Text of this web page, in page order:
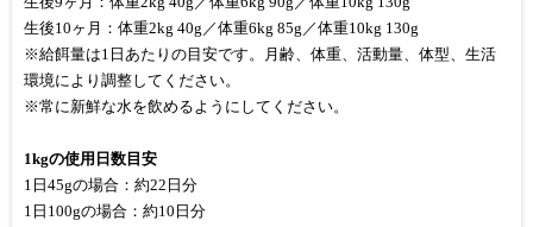
生後10ヶ月：体重2kg 40g／体重6kg 85g／体重10kg 130g
※給餌量は1日あたりの目安です。月齢、体重、活動量、体型、生活
環境により調整してください。
※常に新鮮な水を飲めるようにしてください。
1kgの使用日数目安
1日45gの場合：約22日分
1日100gの場合：約10日分